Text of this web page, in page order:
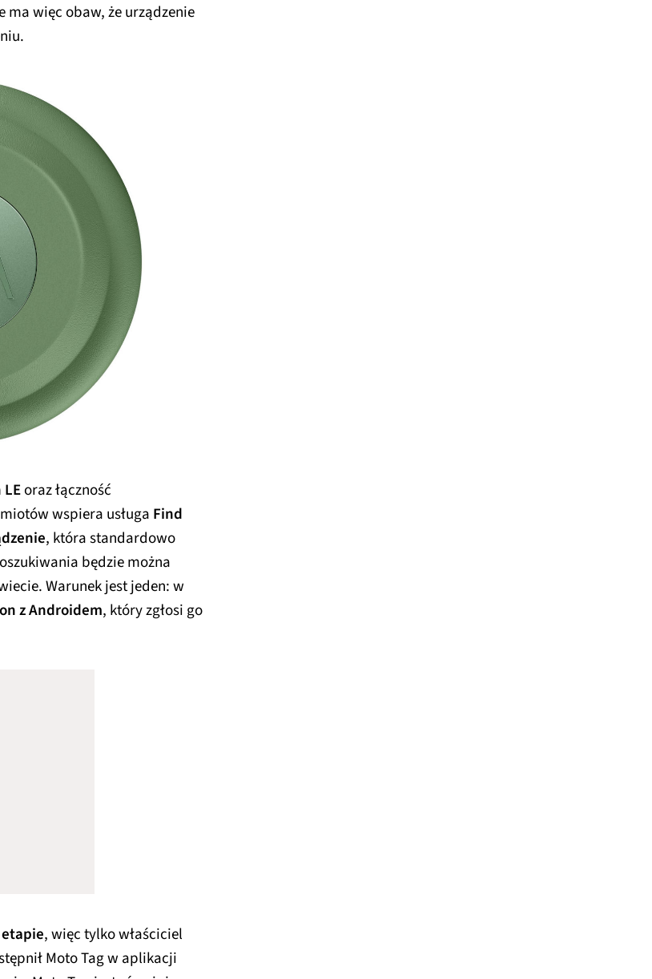
ma więc obaw, że urządzenie
oraz łączność
wspiera usługa Find
, która standardowo
będzie można
Warunek jest jeden: w
z Androidem, który zgłosi go
, więc tylko właściciel
Moto Tag w aplikacji